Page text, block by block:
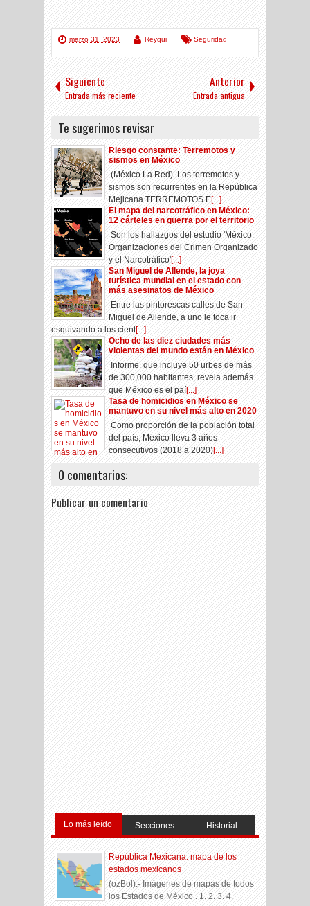
marzo 31, 2023 Reyqui Seguridad
Siguiente
Entrada más reciente
Anterior
Entrada antigua
Te sugerimos revisar
Riesgo constante: Terremotos y
sismos en México
(México La Red). Los terremotos y
sismos son recurrentes en la República
Mejicana.TERREMOTOS E[...]
El mapa del narcotráfico en México:
12 cárteles en guerra por el territorio
Son los hallazgos del estudio 'México:
Organizaciones del Crimen Organizado
y el Narcotráfico'[...]
San Miguel de Allende, la joya
turística mundial en el estado con
más asesinatos de México
Entre las pintorescas calles de San
Miguel de Allende, a uno le toca ir
esquivando a los cient[...]
Ocho de las diez ciudades más
violentas del mundo están en México
Informe, que incluye 50 urbes de más
de 300,000 habitantes, revela además
que México es el paí[...]
Tasa de homicidios en México se
mantuvo en su nivel más alto en 2020
Como proporción de la población total
del país, México lleva 3 años
consecutivos (2018 a 2020)[...]
0 comentarios:
Publicar un comentario
Lo más leído Secciones Historial
República Mexicana: mapa de los
estados mexicanos
(ozBol).- Imágenes de mapas de todos
los Estados de México . 1. 2. 3. 4.